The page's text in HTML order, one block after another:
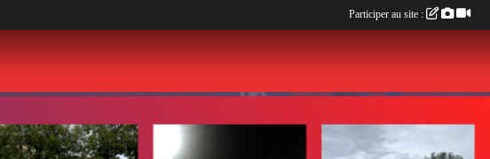
Participer au site :